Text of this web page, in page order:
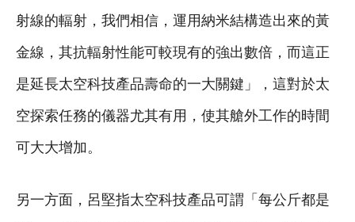
射線的輻射，我們相信，運用納米結構造出來的黃
金線，其抗輻射性能可較現有的強出數倍，而這正
是延長太空科技產品壽命的一大關鍵」，這對於太
空探索任務的儀器尤其有用，使其艙外工作的時間
可大大增加。
另一方面，呂堅指太空科技產品可謂「每公斤都是